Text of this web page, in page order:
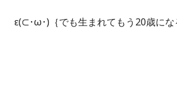
ε(⊂･ω･)｛でも生まれてもう20歳にな